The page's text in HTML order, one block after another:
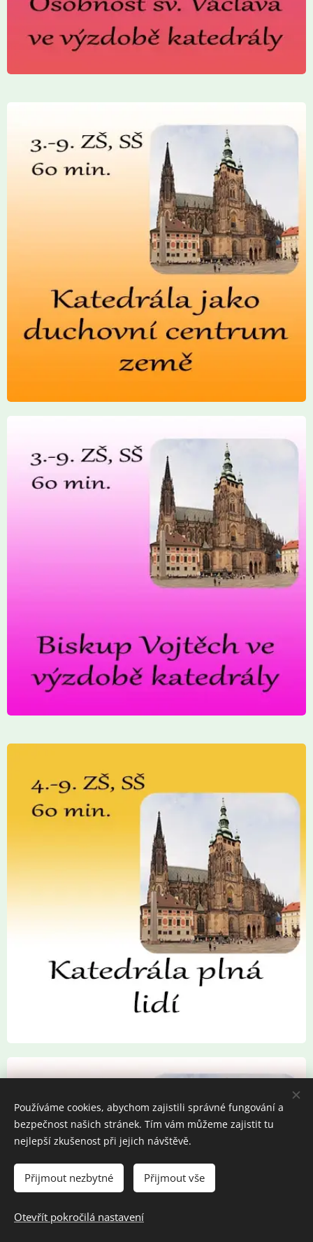
Používáme cookies, abychom zajistili správné fungování a
bezpečnost našich stránek. Tím vám můžeme zajistit tu
nejlepší zkušenost při jejich návštěvě.
Přijmout nezbytné Přijmout vše
Otevřít pokročilá nastavení